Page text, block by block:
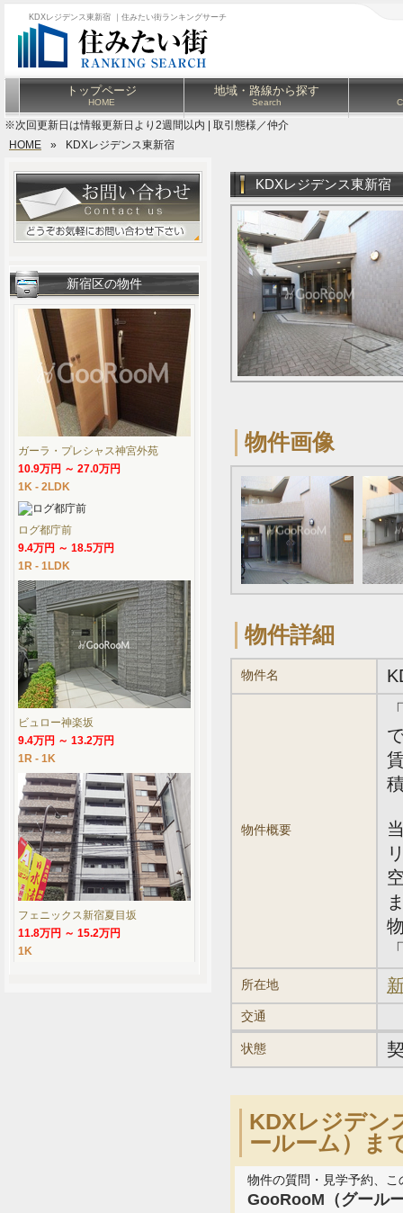
KDXレジデンス東新宿 ｜住みたい街ランキングサーチ
トップページ
HOME
地域・路線から探す
Search
※次回更新日は情報更新日より2週間以内 | 取引態様／仲介
HOME
» KDXレジデンス東新宿
KDXレジデンス東新宿
物件画像
物件詳細
物件名
物件概要
所在地
交通
状態
KDXレジデン
ールーム）ま
物件の質問・見学予約、
GooRooM（グール
新宿区の物件
ガーラ・プレシャス神宮外苑
10.9万円 ～ 27.0万円
1K - 2LDK
ログ都庁前
9.4万円 ～ 18.5万円
1R - 1LDK
ビュロー神楽坂
9.4万円 ～ 13.2万円
1R - 1K
フェニックス新宿夏目坂
11.8万円 ～ 15.2万円
1K